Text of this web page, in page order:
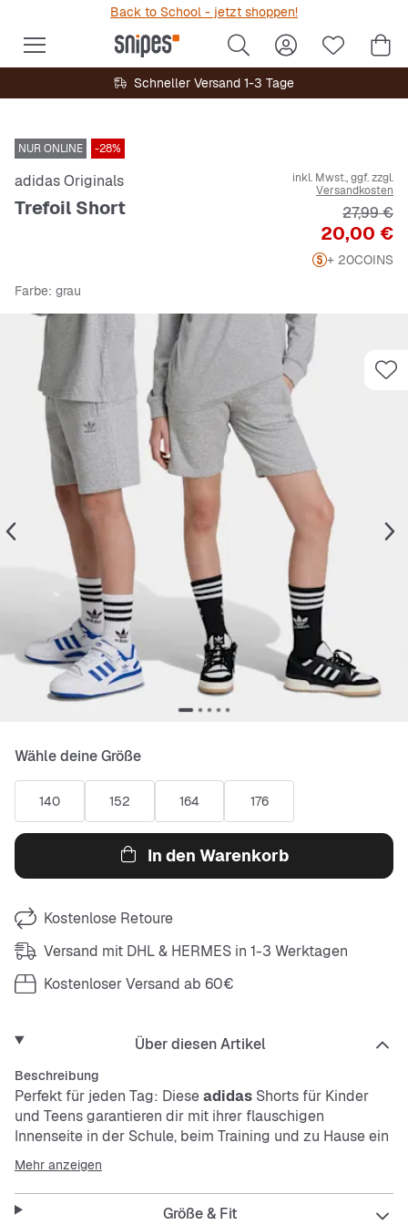
Back to School - jetzt shoppen!
Schneller Versand 1-3 Tage
NUR ONLINE -28%
adidas Originals
Trefoil Short
inkl. Mwst., ggf. zzgl.
Versandkosten
Preis
20,00 €
27,99 €
+ 20COINS
Farbe: grau
Wähle deine Größe
140 152 164 176
In den Warenkorb
Kostenlose Retoure
Versand mit DHL & HERMES in 1-3 Werktagen
Kostenloser Versand ab 60€
Über diesen Artikel
Beschreibung
Perfekt für jeden Tag: Dieseadidas Shorts für Kinder
und Teens garantieren dir mit ihrer flauschigen
Innenseite in der Schule, beim Training und zu Hause ein
bequemes Tragegefühl. Der reguläre Schnitt ist weder
zu eng, noch zu weit, und gibt dir volle
Bewegungsfreiheit. In den Seitentaschen lassen sich
außerdem wichtige Kleinigkeiten griffbereit verstauen.
Mehr anzeigen
Größe & Fit